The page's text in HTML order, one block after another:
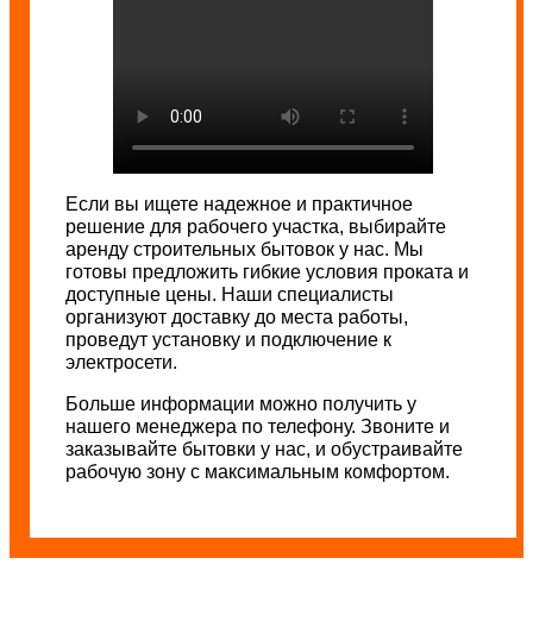
Если вы ищете надежное и практичное
решение для рабочего участка, выбирайте
аренду строительных бытовок у нас. Мы
готовы предложить гибкие условия проката и
доступные цены. Наши специалисты
организуют доставку до места работы,
проведут установку и подключение к
электросети.
Больше информации можно получить у
нашего менеджера по телефону. Звоните и
заказывайте бытовки у нас, и обустраивайте
рабочую зону с максимальным комфортом.